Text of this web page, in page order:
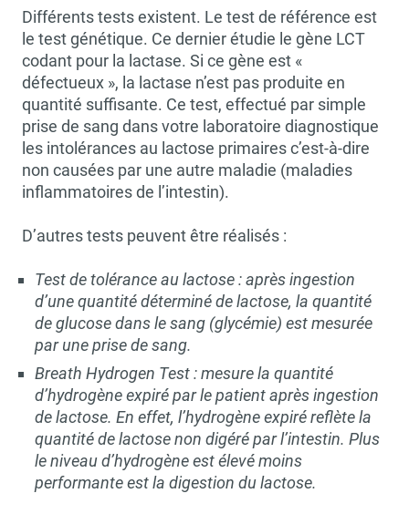
Différents tests existent. Le test de référence est
le test génétique. Ce dernier étudie le gène LCT
codant pour la lactase. Si ce gène est «
défectueux », la lactase n’est pas produite en
quantité suffisante. Ce test, effectué par simple
prise de sang dans votre laboratoire diagnostique
les intolérances au lactose primaires c’est-à-dire
non causées par une autre maladie (maladies
inflammatoires de l’intestin).
D’autres tests peuvent être réalisés :
Test de tolérance au lactose : après ingestion
d’une quantité déterminé de lactose, la quantité
de glucose dans le sang (glycémie) est mesurée
par une prise de sang.
Breath Hydrogen Test : mesure la quantité
d’hydrogène expiré par le patient après ingestion
de lactose. En effet, l’hydrogène expiré reflète la
quantité de lactose non digéré par l’intestin. Plus
le niveau d’hydrogène est élevé moins
performante est la digestion du lactose.